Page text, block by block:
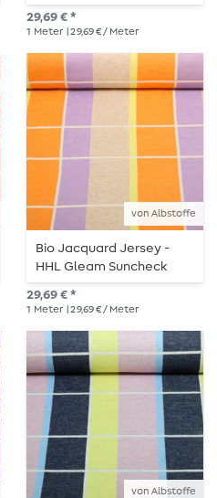
29,69 € *
1 Meter | 29,69 € / Meter
von Albstoffe
Bio Jacquard Jersey -
HHL Gleam Suncheck
Orange
29,69 € *
1 Meter | 29,69 € / Meter
von Albstoffe